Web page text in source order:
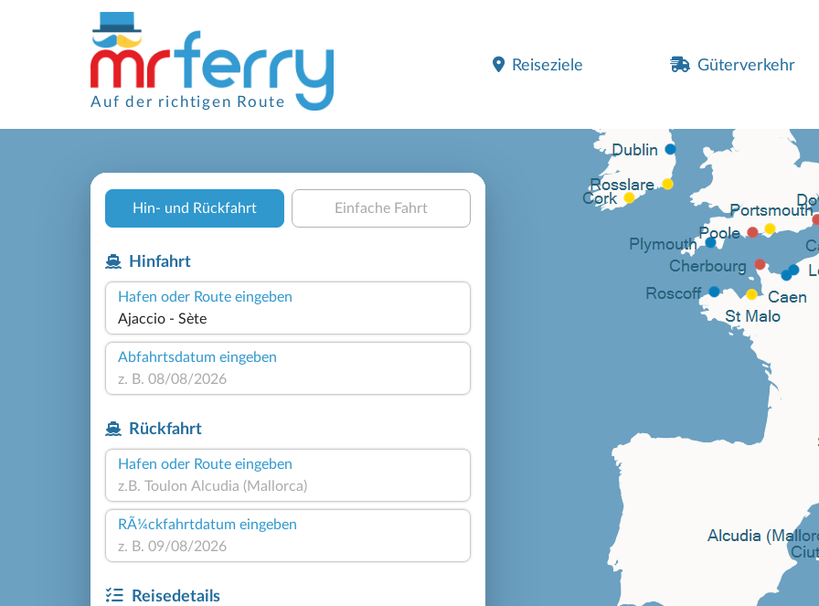
Auf der richtigen Route
Reiseziele Güterverkehr
Hin- und Rückfahrt Einfache Fahrt
Hinfahrt
Hafen oder Route eingeben
Abfahrtsdatum eingeben
Rückfahrt
Hafen oder Route eingeben
RÃ¼ckfahrtdatum eingeben
Reisedetails